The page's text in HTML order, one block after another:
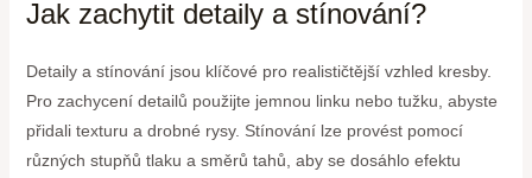
Jak zachytit detaily a stínování?
Detaily a stínování jsou klíčové pro realističtější vzhled kresby.
Pro zachycení detailů použijte jemnou linku nebo tužku, abyste
přidali texturu a drobné rysy. Stínování lze provést pomocí
různých stupňů tlaku a směrů tahů, aby se dosáhlo efektu